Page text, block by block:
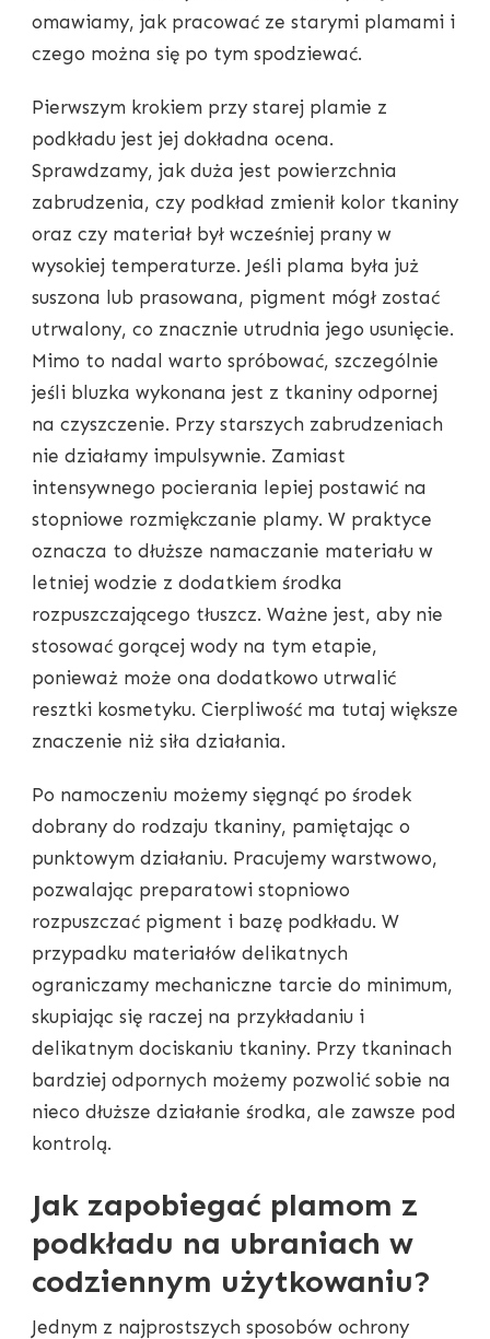
omawiamy, jak pracować ze starymi plamami i
czego można się po tym spodziewać.
Pierwszym krokiem przy starej plamie z
podkładu jest jej dokładna ocena.
Sprawdzamy, jak duża jest powierzchnia
zabrudzenia, czy podkład zmienił kolor tkaniny
oraz czy materiał był wcześniej prany w
wysokiej temperaturze. Jeśli plama była już
suszona lub prasowana, pigment mógł zostać
utrwalony, co znacznie utrudnia jego usunięcie.
Mimo to nadal warto spróbować, szczególnie
jeśli bluzka wykonana jest z tkaniny odpornej
na czyszczenie. Przy starszych zabrudzeniach
nie działamy impulsywnie. Zamiast
intensywnego pocierania lepiej postawić na
stopniowe rozmiękczanie plamy. W praktyce
oznacza to dłuższe namaczanie materiału w
letniej wodzie z dodatkiem środka
rozpuszczającego tłuszcz. Ważne jest, aby nie
stosować gorącej wody na tym etapie,
ponieważ może ona dodatkowo utrwalić
resztki kosmetyku. Cierpliwość ma tutaj większe
znaczenie niż siła działania.
Po namoczeniu możemy sięgnąć po środek
dobrany do rodzaju tkaniny, pamiętając o
punktowym działaniu. Pracujemy warstwowo,
pozwalając preparatowi stopniowo
rozpuszczać pigment i bazę podkładu. W
przypadku materiałów delikatnych
ograniczamy mechaniczne tarcie do minimum,
skupiając się raczej na przykładaniu i
delikatnym dociskaniu tkaniny. Przy tkaninach
bardziej odpornych możemy pozwolić sobie na
nieco dłuższe działanie środka, ale zawsze pod
kontrolą.
Jak zapobiegać plamom z
podkładu na ubraniach w
codziennym użytkowaniu?
Jednym z najprostszych sposobów ochrony